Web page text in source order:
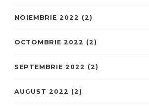
NOIEMBRIE 2022 (2)
OCTOMBRIE 2022 (2)
SEPTEMBRIE 2022 (2)
AUGUST 2022 (2)